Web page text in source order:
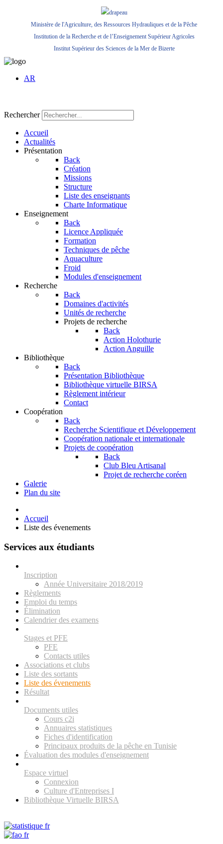
Ministère de l'Agriculture, des Ressources Hydrauliques et de la Pêche
Institution de la Recherche et de l’Enseignement Supérieur Agricoles
Institut Supérieur des Sciences de la Mer de Bizerte
AR
Rechercher
Accueil
Actualités
Présentation
Back
Création
Missions
Structure
Liste des enseignants
Charte Informatique
Enseignement
Back
Licence Appliquée
Formation
Techniques de pêche
Aquaculture
Froid
Modules d'enseignement
Recherche
Back
Domaines d'activités
Unités de recherche
Projets de recherche
Back
Action Holothurie
Action Anguille
Bibliothèque
Back
Présentation Bibliothèque
Bibliothèque virtuelle BIRSA
Règlement intérieur
Contact
Coopération
Back
Recherche Scientifique et Développement
Coopération nationale et internationale
Projets de coopération
Back
Club Bleu Artisanal
Projet de recherche coréen
Galerie
Plan du site
Accueil
Liste des évenements
Services aux étudiants
Inscription
Année Universitaire 2018/2019
Règlements
Emploi du temps
Élimination
Calendrier des examens
Stages et PFE
PFE
Contacts utiles
Associations et clubs
Liste des sortants
Liste des évenements
Résultat
Documents utiles
Cours c2i
Annuaires statistiques
Fiches d'identification
Principaux produits de la pêche en Tunisie
Évaluation des modules d'enseignement
Espace virtuel
Connexion
Culture d'Entreprises I
Bibliothèque Virtuelle BIRSA